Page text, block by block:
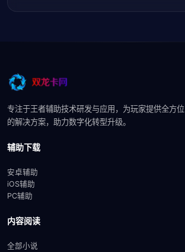
专注于王者辅助技术研发与应用，为玩家提供全方位
的解决方案，助力数字化转型升级。
辅助下载
安卓辅助
iOS辅助
PC辅助
内容阅读
全部小说